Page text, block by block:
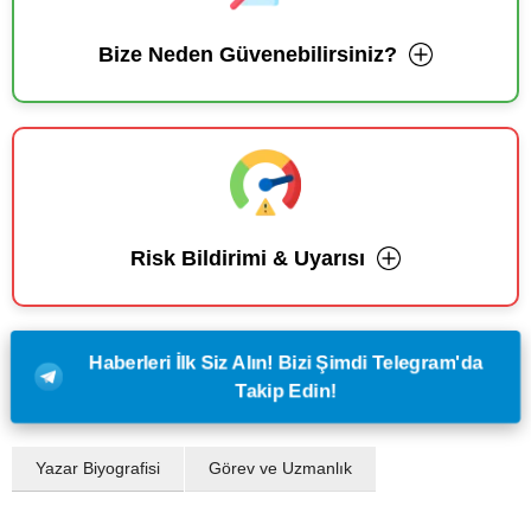
Bize Neden Güvenebilirsiniz?
Risk Bildirimi & Uyarısı
Haberleri İlk Siz Alın! Bizi Şimdi Telegram'da
Takip Edin!
Yazar Biyografisi Görev ve Uzmanlık